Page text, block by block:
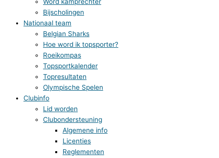
Word kamprechter
Bijscholingen
Nationaal team
Belgian Sharks
Hoe word ik topsporter?
Roeikompas
Topsportkalender
Topresultaten
Olympische Spelen
Clubinfo
Lid worden
Clubondersteuning
Algemene info
Licenties
Reglementen